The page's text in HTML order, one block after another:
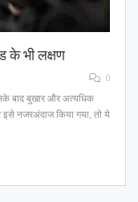
के भी लक्षण
0
बाद बुखार और अत्यधिक
नजरअंदाज किया गया, तो ये